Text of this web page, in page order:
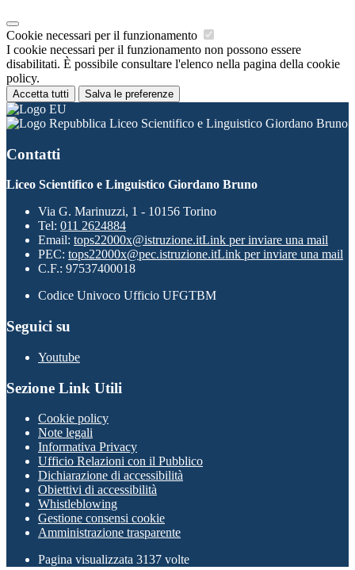
Cookie necessari per il funzionamento
I cookie necessari per il funzionamento non possono essere
disabilitati. È possibile consultare l'elenco nella pagina della cookie
policy.
Accetta tutti Salva le preferenze
Liceo Scientifico e Linguistico Giordano Bruno
Contatti
Liceo Scientifico e Linguistico Giordano Bruno
Via G. Marinuzzi, 1 - 10156 Torino
Tel: 011 2624884
Email: tops22000x@istruzione.itLink per inviare una mail
PEC: tops22000x@pec.istruzione.itLink per inviare una mail
C.F.: 97537400018
Codice Univoco Ufficio UFGTBM
Seguici su
Youtube
Sezione Link Utili
Cookie policy
Note legali
Informativa Privacy
Ufficio Relazioni con il Pubblico
Dichiarazione di accessibilità
Obiettivi di accessibilità
Whistleblowing
Gestione consensi cookie
Amministrazione trasparente
Pagina visualizzata 3137 volte